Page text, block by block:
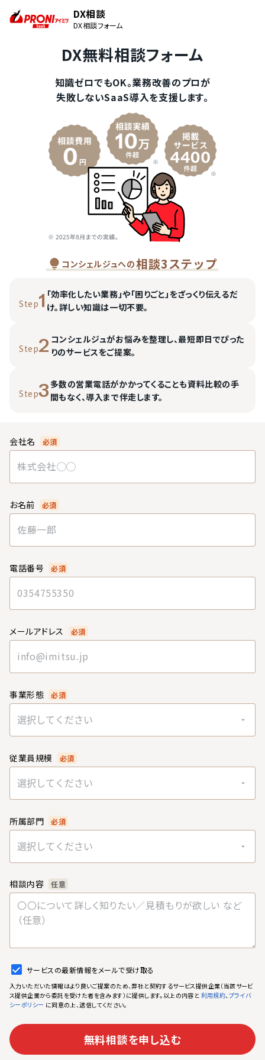
DX相談
DX相談フォーム
DX無料相談フォーム
知識ゼロでもOK。業務改善のプロが
失敗しないSaaS導入を支援します。
コンシェルジュへの相談3ステップ
Step1 「効率化したい業務」や「困りごと」をざっくり伝えるだ
け。詳しい知識は一切不要。
Step2 コンシェルジュがお悩みを整理し、最短即日でぴった
りのサービスをご提案。
Step3多数の営業電話がかかってくることも資料比較の手
間もなく、導入まで伴走します。
会社名 必須
お名前 必須
電話番号 必須
メールアドレス 必須
事業形態 必須
選択してください
従業員規模 必須
選択してください
所属部門 必須
選択してください
相談内容 任意
サービスの最新情報をメールで受け取る
入力いただいた情報はより良いご提案のため、弊社と契約するサービス提供企業（当該サービ
ス提供企業から委託を受けた者を含みます）に提供します。以上の内容と 利用規約、プライバ
シーポリシー に同意の上、送信してください。
無料相談を申し込む